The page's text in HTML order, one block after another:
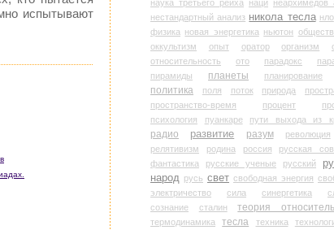
испытывают
наука третьего рейха наци
неархимедов
нестандартный анализ никола тесла нло
физика новая энергетика ньютон
оккультизм
опыт оратор организм
относительность
ото парадокс
пирамиды
планеты планирование
политика
поля поток природа
пространство-время
процент
психология
пуанкаре пути выхода из
радио развитие разум революция
релятивизм
родина россия
русская
фантастика
русские ученые русский
народ русь свет свободная энергия
электричество
сила синергетика
сознание
сталин теория
термодинамика тесла техника